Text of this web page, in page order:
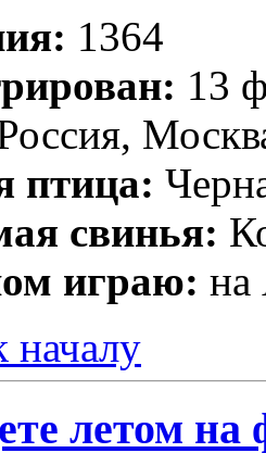
1364
13
птица:
свинья:
играю: на
началу
летом на